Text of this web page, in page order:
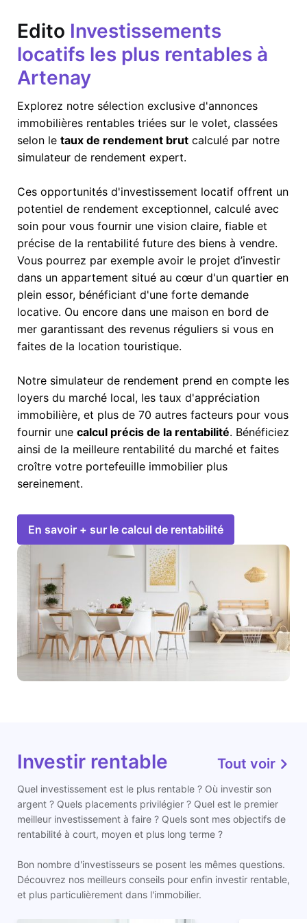
Edito Investissements
locatifs les plus rentables à
Artenay
Explorez notre sélection exclusive d'annonces
immobilières rentables triées sur le volet, classées
selon le taux de rendement brut calculé par notre
simulateur de rendement expert.
Ces opportunités d'investissement locatif offrent un
potentiel de rendement exceptionnel, calculé avec
soin pour vous fournir une vision claire, fiable et
précise de la rentabilité future des biens à vendre.
Vous pourrez par exemple avoir le projet d’investir
dans un appartement situé au cœur d'un quartier en
plein essor, bénéficiant d'une forte demande
locative. Ou encore dans une maison en bord de
mer garantissant des revenus réguliers si vous en
faites de la location touristique.
Notre simulateur de rendement prend en compte les
loyers du marché local, les taux d'appréciation
immobilière, et plus de 70 autres facteurs pour vous
fournir une calcul précis de la rentabilité. Bénéficiez
ainsi de la meilleure rentabilité du marché et faites
croître votre portefeuille immobilier plus
sereinement.
En savoir + sur le calcul de rentabilité
Investir rentable Tout voir
Quel investissement est le plus rentable ? Où investir son
argent ? Quels placements privilégier ? Quel est le premier
meilleur investissement à faire ? Quels sont mes objectifs de
rentabilité à court, moyen et plus long terme ?
Bon nombre d'investisseurs se posent les mêmes questions.
Découvrez nos meilleurs conseils pour enfin investir rentable,
et plus particulièrement dans l'immobilier.